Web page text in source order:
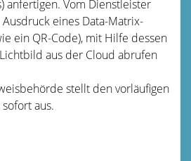
anfertigen. Vom Dienstleister
eines Data-Matrix-
ein QR-Code), mit Hilfe dessen
aus der Cloud abrufen
stellt den vorläufigen
aus.